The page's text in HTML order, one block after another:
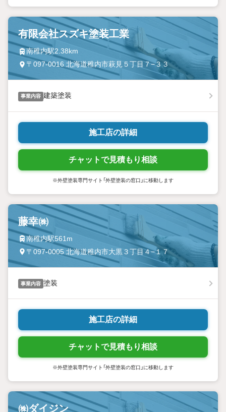
有限会社スズキ塗装工業
南稚内駅2.38km
〒097-0016 北海道稚内市萩見５丁目７−３３
事業内容 建築塗装
施工店の詳細
チャットで見積もり相談
※外壁塗装専門サイト「外壁塗装の窓口」に移動します
藤幸㈱
南稚内駅561m
〒097-0005 北海道稚内市大黒３丁目４−１７
事業内容 塗装
施工店の詳細
チャットで見積もり相談
※外壁塗装専門サイト「外壁塗装の窓口」に移動します
㈱ダイジン